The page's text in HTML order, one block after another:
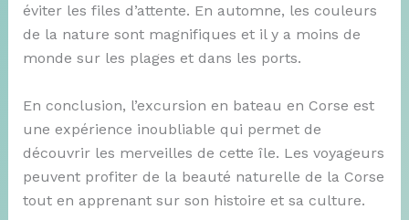
éviter les files d’attente. En automne, les couleurs
de la nature sont magnifiques et il y a moins de
monde sur les plages et dans les ports.
En conclusion, l’excursion en bateau en Corse est
une expérience inoubliable qui permet de
découvrir les merveilles de cette île. Les voyageurs
peuvent profiter de la beauté naturelle de la Corse
tout en apprenant sur son histoire et sa culture.